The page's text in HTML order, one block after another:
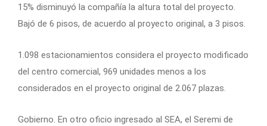
15% disminuyó la compañía la altura total del proyecto.
Bajó de 6 pisos, de acuerdo al proyecto original, a 3 pisos.
1.098 estacionamientos considera el proyecto modificado
del centro comercial, 969 unidades menos a los
considerados en el proyecto original de 2.067 plazas.
Gobierno. En otro oficio ingresado al SEA, el Seremi de